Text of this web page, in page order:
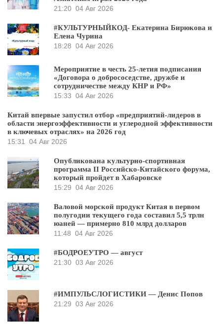
21:20 04 Авг 2026
#КУЛЬТУРНЫЙКОД- Екатерина Бирюкова и
Елена Чурина
18:28 04 Авг 2026
Мероприятие в честь 25-летия подписания
«Договора о добрососедстве, дружбе и
сотрудничестве между КНР и РФ»
15:33 04 Авг 2026
Китай впервые запустил отбор «предприятий-лидеров в
области энергоэффективности и углеродной эффективности
в ключевых отраслях» на 2026 год
15:31
04 Авг 2026
Опубликована культурно-спортивная
программа II Российско-Китайского форума,
который пройдет в Хабаровске
15:29 04 Авг 2026
Валовой морской продукт Китая в первом
полугодии текущего года составил 5,5 трлн
юаней — примерно 810 млрд долларов
11:48 04 Авг 2026
#БОДРОЕУТРО — август
21:30 03 Авг 2026
#ИМПУЛЬСЛОГИСТИКИ — Денис Попов
21:29 03 Авг 2026